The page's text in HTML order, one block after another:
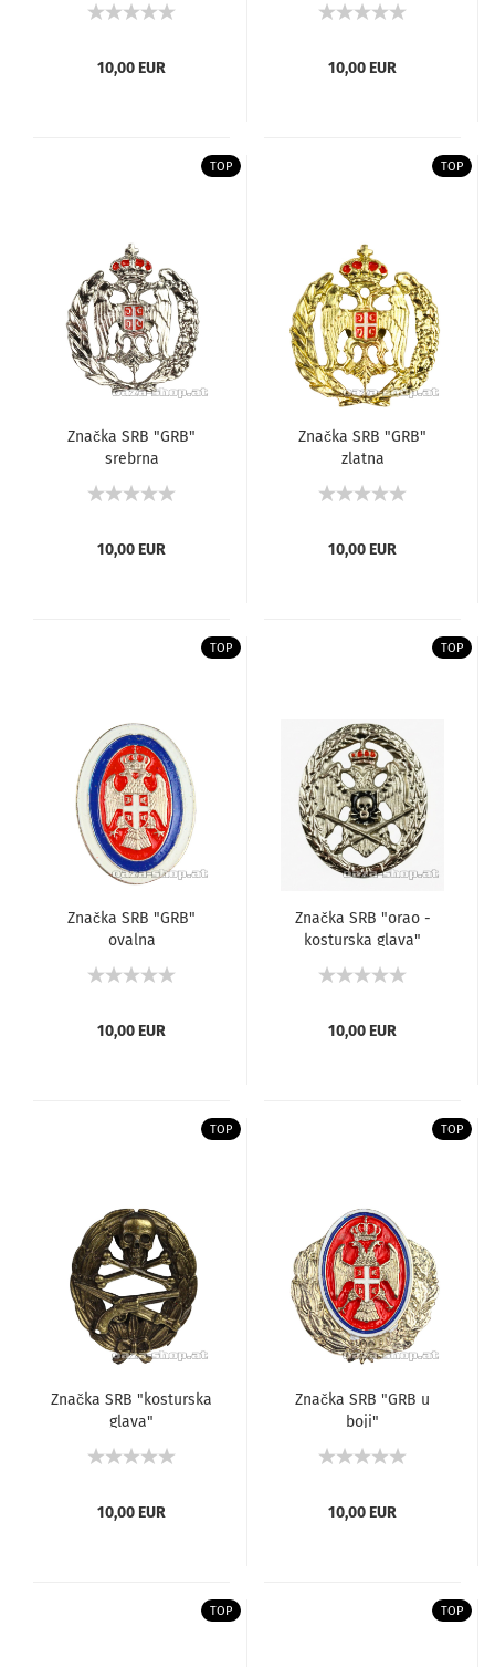
10,00 EUR 10,00 EUR
TOP
Značka SRB "GRB"
srebrna
10,00 EUR
TOP
Značka SRB "GRB"
zlatna
10,00 EUR
TOP
Značka SRB "GRB"
ovalna
10,00 EUR
TOP
Značka SRB "orao -
kosturska glava"
10,00 EUR
TOP
Značka SRB "kosturska
glava"
10,00 EUR
TOP
Značka SRB "GRB u
boji"
10,00 EUR
TOP TOP